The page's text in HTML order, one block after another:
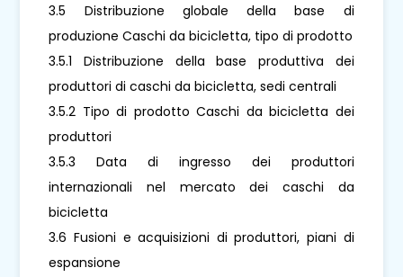
3.5 Distribuzione globale della base di
produzione Caschi da bicicletta, tipo di prodotto
3.5.1 Distribuzione della base produttiva dei
produttori di caschi da bicicletta, sedi centrali
3.5.2 Tipo di prodotto Caschi da bicicletta dei
produttori
3.5.3 Data di ingresso dei produttori
internazionali nel mercato dei caschi da
bicicletta
3.6 Fusioni e acquisizioni di produttori, piani di
espansione